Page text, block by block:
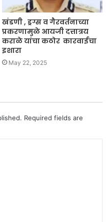
खंडणी , ड्रग्स व गैरवर्तनाच्या
प्रकरणामुळे आयजी दत्तात्रय
कराळे यांचा कठोर कारवाईचा
इशारा
May 22, 2025
Required fields are